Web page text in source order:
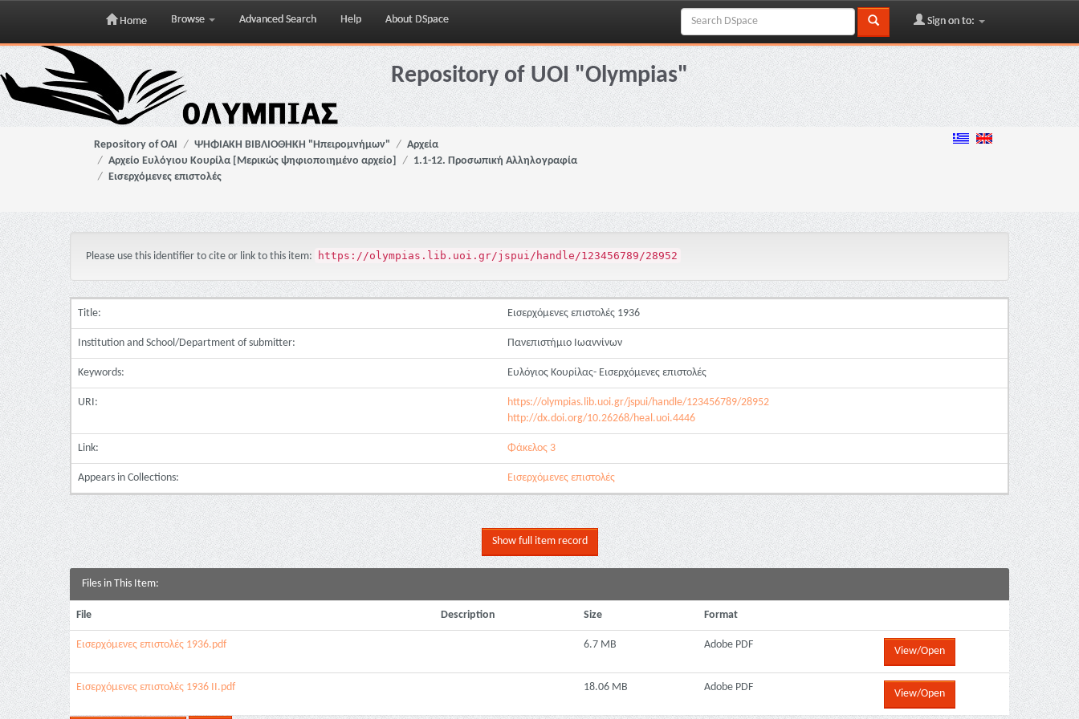
Skip
navigation
Home Browse Advanced Search Help About DSpace Sign on to:
Repository of UOI "Olympias"
Repository of OAI ΨΗΦΙΑΚΗ ΒΙΒΛΙΟΘΗΚΗ "Ηπειρομνήμων"
Αρχεία
Αρχείο Ευλόγιου Κουρίλα [Μερικώς ψηφιοποιημένο αρχείο]
1.1-12. Προσωπική Αλληλογραφία
Εισερχόμενες επιστολές
Please use this identifier to cite or link to this item: https://olympias.lib.uoi.gr/jspui/handle/123456789/28952
Title: Εισερχόμενες επιστολές 1936
Institution and School/Department of submitter: Πανεπιστήμιο Ιωαννίνων
Keywords: Ευλόγιος Κουρίλας- Εισερχόμενες επιστολές
URI:
https://olympias.lib.uoi.gr/jspui/handle/123456789/28952
http://dx.doi.org/10.26268/heal.uoi.4446
Link: Φάκελος 3
Appears in Collections: Εισερχόμενες επιστολές
Show full item record
Files in This Item:
File Description Size Format
Εισερχόμενες επιστολές 1936.pdf 6.7 MB Adobe PDF
View/Open
Εισερχόμενες επιστολές 1936 II.pdf 18.06 MB Adobe PDF
View/Open